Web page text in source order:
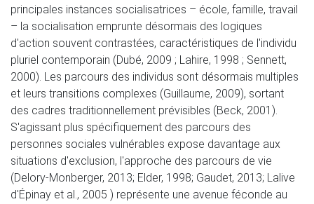
principales instances socialisatrices – école, famille, travail
– la socialisation emprunte désormais des logiques
d'action souvent contrastées, caractéristiques de l'individu
pluriel contemporain (Dubé, 2009 ; Lahire, 1998 ; Sennett,
2000). Les parcours des individus sont désormais multiples
et leurs transitions complexes (Guillaume, 2009), sortant
des cadres traditionnellement prévisibles (Beck, 2001).
S'agissant plus spécifiquement des parcours des
personnes sociales vulnérables expose davantage aux
situations d'exclusion, l'approche des parcours de vie
(Delory-Monberger, 2013; Elder, 1998; Gaudet, 2013; Lalive
d'Épinay et al., 2005 ) représente une avenue féconde au